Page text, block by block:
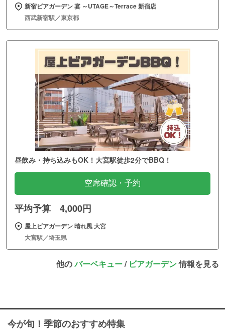
新宿ビアガーデン 宴 ～UTAGE～Terrace 新宿店
西武新宿駅／東京都
昼飲み・持ち込みもOK！大宮駅徒歩2分でBBQ！
空席確認・予約
平均予算 4,000円
屋上ビアガーデン 晴れ風 大宮
大宮駅／埼玉県
他のバーベキュー/ ビアガーデン情報を見る
今が旬！季節のおすすめ特集